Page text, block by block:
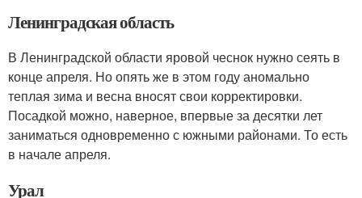
Ленинградская область
В Ленинградской области яровой чеснок нужно сеять в
конце апреля. Но опять же в этом году аномально
теплая зима и весна вносят свои корректировки.
Посадкой можно, наверное, впервые за десятки лет
заниматься одновременно с южными районами. То есть
в начале апреля.
Урал